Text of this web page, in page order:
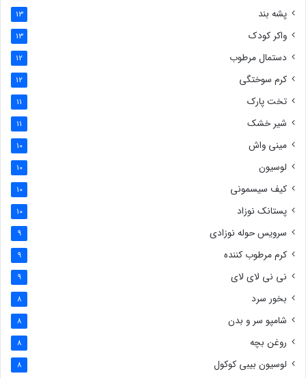
پشه بند 13
واکر کودک 13
دستمال مرطوب 12
کرم سوختگی 12
تخت پارک 11
شیر خشک 11
مینی واش 10
لوسیون 10
کیف سیسمونی 10
پستانک نوزاد 10
سرویس حوله نوزادی 9
کرم مرطوب کننده 9
نی نی لای لای 9
بخور سرد 8
شامپو سر و بدن 8
روغن بچه 8
لوسیون بیبی کوکول 8